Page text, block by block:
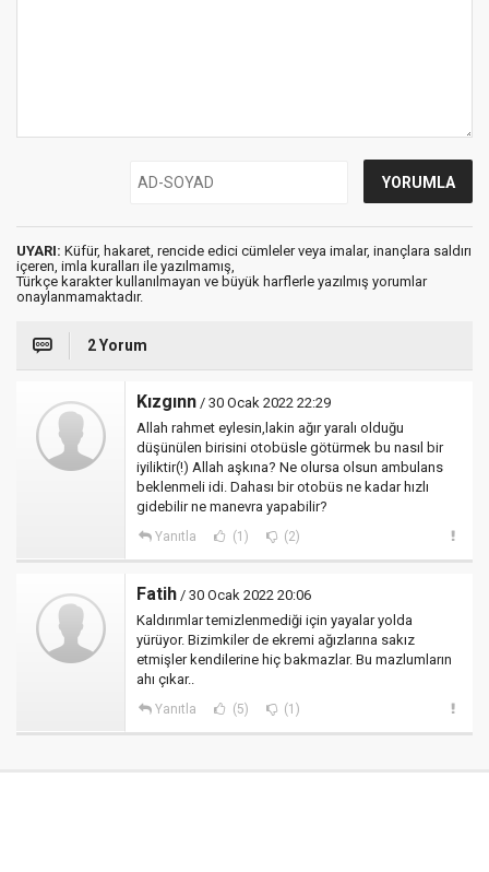
UYARI: Küfür, hakaret, rencide edici cümleler veya imalar, inançlara saldırı
içeren, imla kuralları ile yazılmamış,
Türkçe karakter kullanılmayan ve büyük harflerle yazılmış yorumlar
onaylanmamaktadır.
2 Yorum
Kızgınn / 30 Ocak 2022 22:29
Allah rahmet eylesin,lakin ağır yaralı olduğu
düşünülen birisini otobüsle götürmek bu nasıl bir
iyiliktir(!) Allah aşkına? Ne olursa olsun ambulans
beklenmeli idi. Dahası bir otobüs ne kadar hızlı
gidebilir ne manevra yapabilir?
Yanıtla (1) (2)
Fatih / 30 Ocak 2022 20:06
Kaldırımlar temizlenmediği için yayalar yolda
yürüyor. Bizimkiler de ekremi ağızlarına sakız
etmişler kendilerine hiç bakmazlar. Bu mazlumların
ahı çıkar..
Yanıtla (5) (1)